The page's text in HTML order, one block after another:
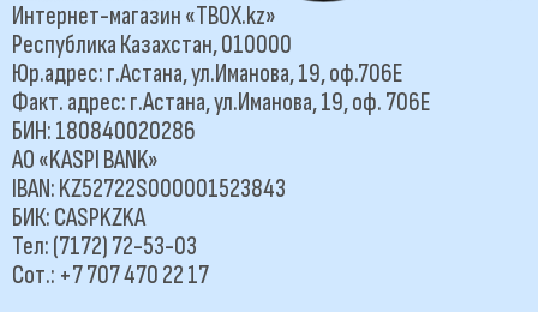
Интернет-магазин «TBOX.kz»
Республика Казахстан, 010000
Юр.адрес: г.Астана, ул.Иманова, 19, оф.706Е
Факт. адрес: г.Астана, ул.Иманова, 19, оф. 706Е
БИН: 180840020286
АО «KASPI BANK»
IBAN: KZ52722S000001523843
БИК: CASPKZKA
Тел: (7172) 72-53-03
Сот.: +7 707 470 22 17